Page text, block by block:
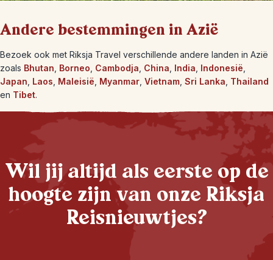
Andere bestemmingen in Azië
Bezoek ook met Riksja Travel verschillende andere landen in Azië
zoals Bhutan Borneo Cambodja China India Indonesië
Japan Laos Maleisië Myanmar Vietnam Sri Lanka Thailand
en Tibet.
Wil jij altijd als eerste op de
hoogte zijn van onze Riksja
Reisnieuwtjes?